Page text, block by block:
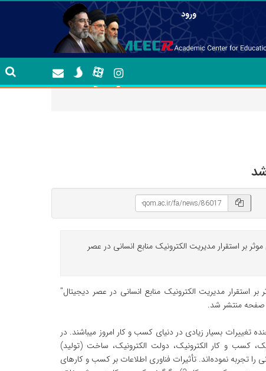
ورود
بر استقرار مدیریت الکترونیک منابع انسانی در عصر
استقرار مدیریت الکترونیک منابع انسانی در عصر دیجیتال"
تغییرات بسیار زیادی در دنیای کسب و کار امروز می‏باشند. در
کسب و کار الکترونیک، دولت الکترونیک، ساخت (تولید)
را تجربه نموده‌اند. تأثیرات فناوری اطلاعات بر کسب و کارهای